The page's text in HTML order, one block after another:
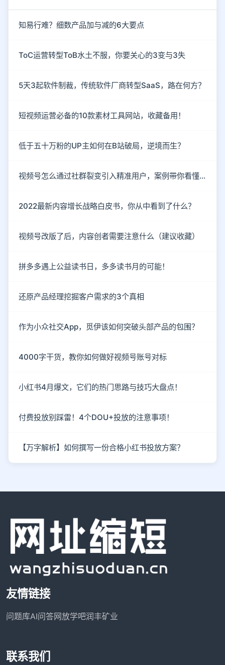
知易行难？细数产品加与减的6大要点
ToC运营转型ToB水土不服，你要关心的3变与3失
5天3起软件制裁，传统软件厂商转型SaaS，路在何方？
短视频运营必备的10款素材工具网站，收藏备用！
低于五十万粉的UP主如何在B站破局，逆境而生？
视频号怎么通过社群裂变引入精准用户，案例带你看懂！
2022最新内容增长战略白皮书，你从中看到了什么？
视频号改版了后，内容创者需要注意什么（建议收藏）
拼多多遇上公益读书日，多多读书月的可能！
还原产品经理挖掘客户需求的3个真相
作为小众社交App，觅伊该如何突破头部产品的包围？
4000字干货，教你如何做好视频号账号对标
小红书4月爆文，它们的热门思路与技巧大盘点！
付费投放别踩雷！4个DOU+投放的注意事项！
【万字解析】如何撰写一份合格小红书投放方案？
友情链接
问题库AI问答网放学吧润丰矿业
联系我们